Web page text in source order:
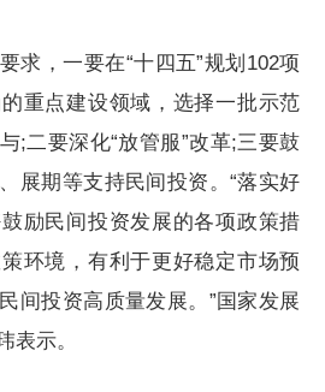
，一要在“十四五”规划102项
重点建设领域，选择一批示范
;二要深化“放管服”改革;三要鼓
展期等支持民间投资。“落实好
励民间投资发展的各项政策措
环境，有利于更好稳定市场预
间投资高质量发展。”国家发展
表示。